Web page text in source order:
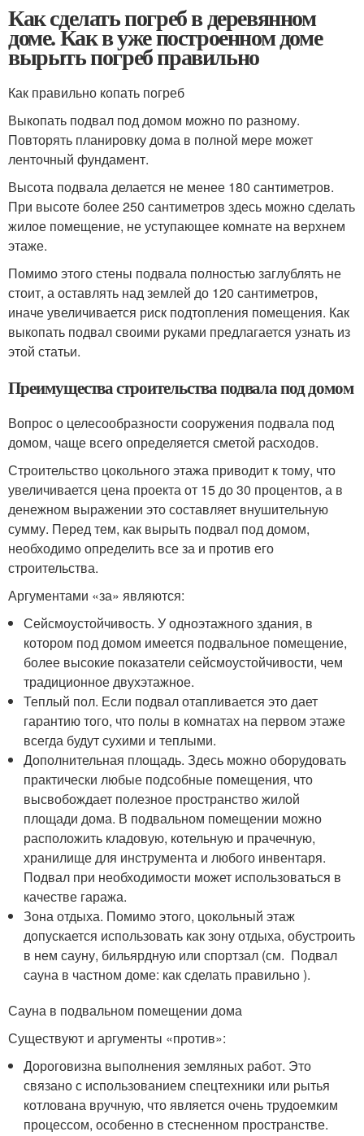
Как сделать погреб в деревянном
доме. Как в уже построенном доме
вырыть погреб правильно
Как правильно копать погреб
Выкопать подвал под домом можно по разному.
Повторять планировку дома в полной мере может
ленточный фундамент.
Высота подвала делается не менее 180 сантиметров.
При высоте более 250 сантиметров здесь можно сделать
жилое помещение, не уступающее комнате на верхнем
этаже.
Помимо этого стены подвала полностью заглублять не
стоит, а оставлять над землей до 120 сантиметров,
иначе увеличивается риск подтопления помещения. Как
выкопать подвал своими руками предлагается узнать из
этой статьи.
Преимущества строительства подвала под домом
Вопрос о целесообразности сооружения подвала под
домом, чаще всего определяется сметой расходов.
Строительство цокольного этажа приводит к тому, что
увеличивается цена проекта от 15 до 30 процентов, а в
денежном выражении это составляет внушительную
сумму. Перед тем, как вырыть подвал под домом,
необходимо определить все за и против его
строительства.
Аргументами «за» являются:
Сейсмоустойчивость. У одноэтажного здания, в
котором под домом имеется подвальное помещение,
более высокие показатели сейсмоустойчивости, чем
традиционное двухэтажное.
Теплый пол. Если подвал отапливается это дает
гарантию того, что полы в комнатах на первом этаже
всегда будут сухими и теплыми.
Дополнительная площадь. Здесь можно оборудовать
практически любые подсобные помещения, что
высвобождает полезное пространство жилой
площади дома. В подвальном помещении можно
расположить кладовую, котельную и прачечную,
хранилище для инструмента и любого инвентаря.
Подвал при необходимости может использоваться в
качестве гаража.
Зона отдыха. Помимо этого, цокольный этаж
допускается использовать как зону отдыха, обустроить
в нем сауну, бильярдную или спортзал (см. Подвал
сауна в частном доме: как сделать правильно ).
Сауна в подвальном помещении дома
Существуют и аргументы «против»:
Дороговизна выполнения земляных работ. Это
связано с использованием спецтехники или рытья
котлована вручную, что является очень трудоемким
процессом, особенно в стесненном пространстве.